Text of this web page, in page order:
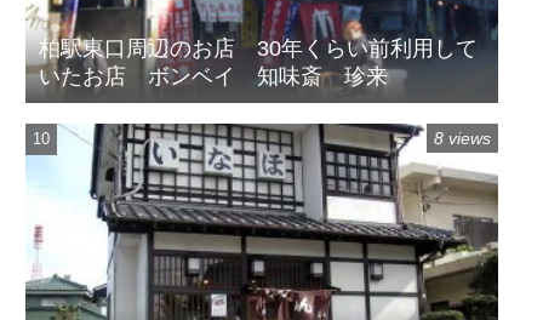
柏駅東口周辺のお店 30年くらい前利用して
いたお店 ボンベイ 知味斎 珍来
8 views